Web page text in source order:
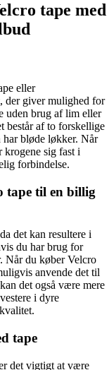
tape med
eller
der giver mulighed for
uden brug af lim eller
består af to forskellige
har bløde løkker. Når
krogene sig fast i
forbindelse.
tape til en billig
det kan resultere i
du har brug for
Når du køber Velcro
anvende det til
det også være mere
i dyre
tape
det vigtigt at være